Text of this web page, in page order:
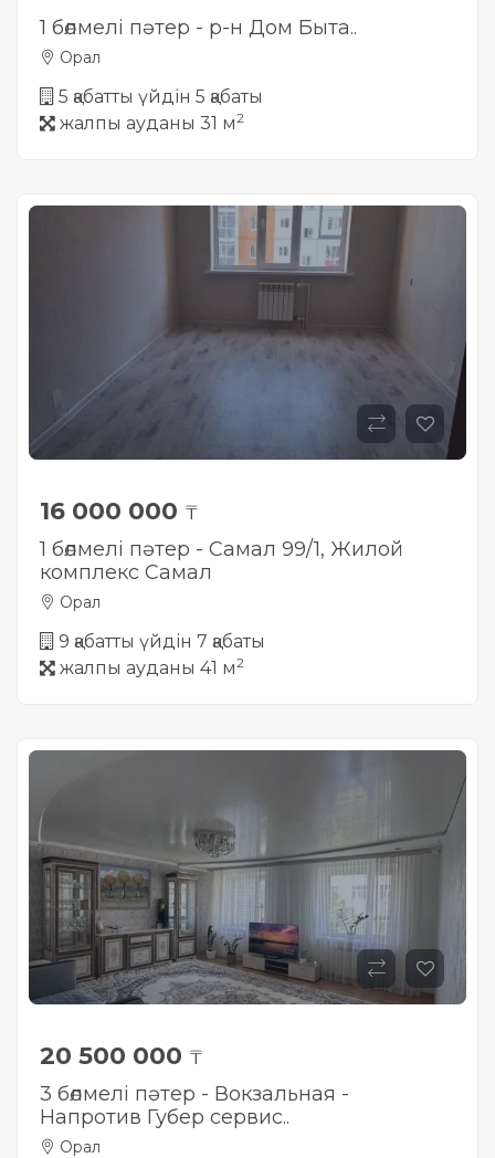
1 бөлмелі пәтер - р-н Дом Быта..
Орал
5 қабатты үйдін 5 қабаты
жалпы ауданы 31 м2
16 000 000 ₸
1 бөлмелі пәтер - Самал 99/1, Жилой
комплекс Самал
Орал
9 қабатты үйдін 7 қабаты
жалпы ауданы 41 м2
20 500 000 ₸
3 бөлмелі пәтер - Вокзальная -
Напротив Губер сервис..
Орал